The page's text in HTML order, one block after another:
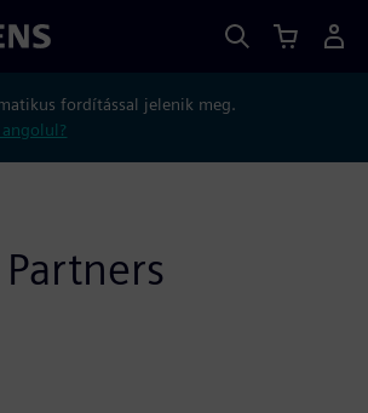
fordítással jelenik meg.